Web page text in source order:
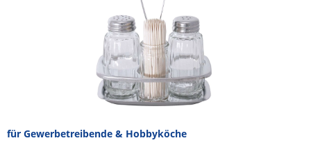
für Gewerbetreibende & Hobbyköche